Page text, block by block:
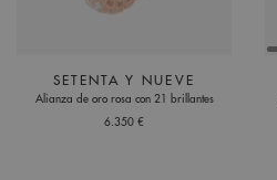
SETENTA Y NUEVE
Alianza de oro rosa con 21 brillantes
6.350 €